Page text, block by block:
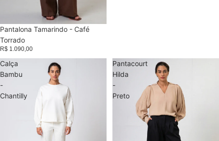
Pantalona Tamarindo - Café
Torrado
R$ 1.090,00
Calça
Bambu
-
Chantilly
Pantacourt
Hilda
-
Preto